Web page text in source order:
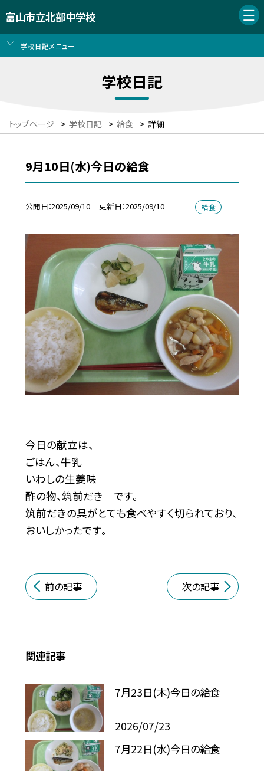
富山市立北部中学校
学校日記メニュー
学校日記
トップページ > 学校日記 > 給食 > 詳細
9月10日(水)今日の給食
公開日 2025/09/10 更新日 2025/09/10 給食
今日の献立は、
ごはん、牛乳
いわしの生姜味
酢の物、筑前だき です。
筑前だきの具がとても食べやすく切られており、
おいしかったです。
前の記事 次の記事
関連記事
7月23日(木)今日の給食
2026/07/23
7月22日(水)今日の給食